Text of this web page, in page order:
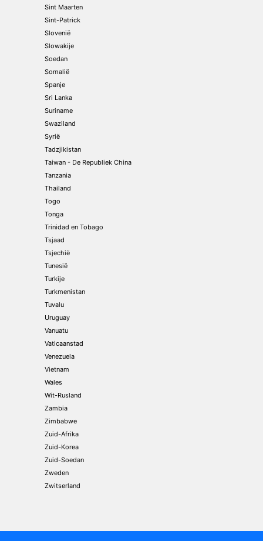
Sint Maarten
Sint-Patrick
Slovenië
Slowakije
Soedan
Somalië
Spanje
Sri Lanka
Suriname
Swaziland
Syrië
Tadzjikistan
Taiwan - De Republiek China
Tanzania
Thailand
Togo
Tonga
Trinidad en Tobago
Tsjaad
Tsjechië
Tunesië
Turkije
Turkmenistan
Tuvalu
Uruguay
Vanuatu
Vaticaanstad
Venezuela
Vietnam
Wales
Wit-Rusland
Zambia
Zimbabwe
Zuid-Afrika
Zuid-Korea
Zuid-Soedan
Zweden
Zwitserland